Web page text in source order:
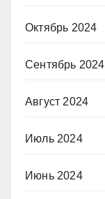
Октябрь 2024
Сентябрь 2024
Август 2024
Июль 2024
Июнь 2024